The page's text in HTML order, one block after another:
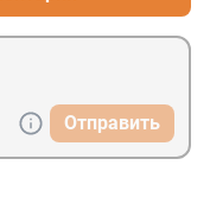
Отправить